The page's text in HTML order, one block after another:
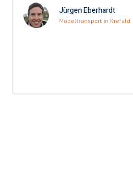
Jürgen Eberhardt
Möbeltransport in Krefeld